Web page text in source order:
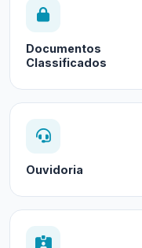
Documentos
Classificados
Ouvidoria